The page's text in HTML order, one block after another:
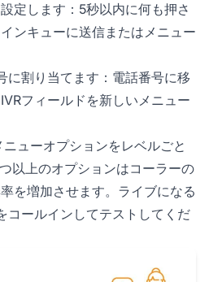
定します：5秒以内に何も押さ
ンキューに送信またはメニュー
に割り当てます：電話番号に移
フィールドを新しいメニュー
ニューオプションをレベルごと
以上のオプションはコーラーの
を増加させます。ライブになる
コールインしてテストしてくだ